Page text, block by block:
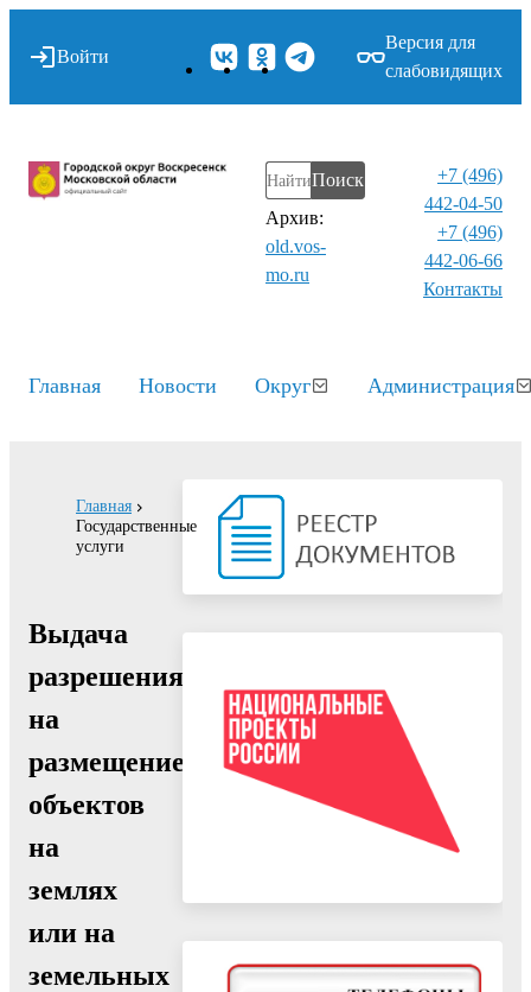
Войти
Версия для
слабовидящих
Поиск
Архив:
old.vos-
mo.ru
+7 (496)
442-04-50
+7 (496)
442-06-66
Контакты⁠
Главная Новости Округ Администрация
Главная
Государственные
услуги
Выдача
разрешения
на
размещение
объектов
на
землях
или на
земельных